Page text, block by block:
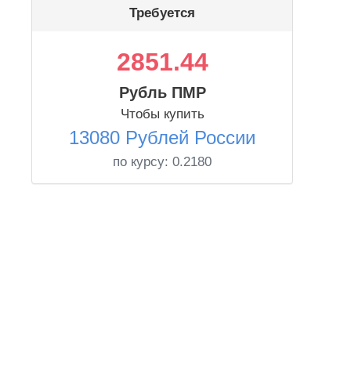
Требуется
2851.44
Рубль ПМР
Чтобы купить
13080 Рублей России
по курсу: 0.2180